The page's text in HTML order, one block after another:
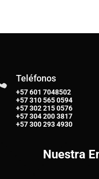
Teléfonos
+57 601 7048502
+57310 565 0594
+57302 215 0576
+57304 200 3817
+57300 293 4930
Nuestra